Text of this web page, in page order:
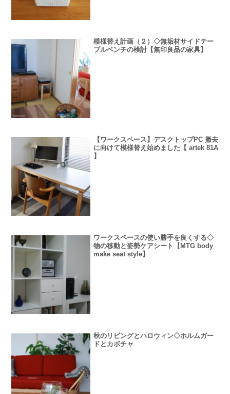
模様替え計画（２）◇無垢材サイドテー
ブルベンチの検討【無印良品の家具】
【ワークスペース】デスクトップPC 撤去
に向けて模様替え始めました【 artek 81A
】
ワークスペースの使い勝手を良くする◇
物の移動と姿勢ケアシート【MTG body
make seat style】
秋のリビングとハロウィン◇ホルムガー
ドとカボチャ